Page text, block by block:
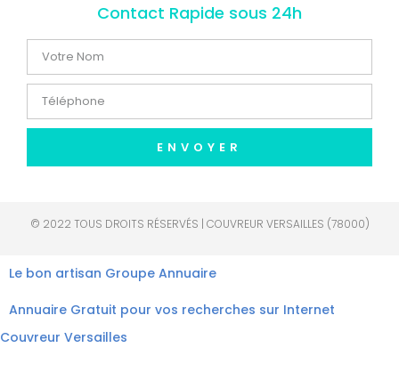
Contact Rapide sous 24h
ENVOYER
© 2022 TOUS DROITS RÉSERVÉS | COUVREUR VERSAILLES (78000)
Le bon artisan Groupe Annuaire
Annuaire Gratuit pour vos recherches sur Internet
Couvreur Versailles